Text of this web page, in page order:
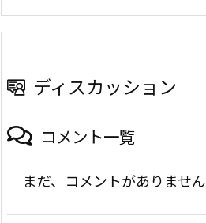
ディスカッション
コメント一覧
まだ、コメントがありません